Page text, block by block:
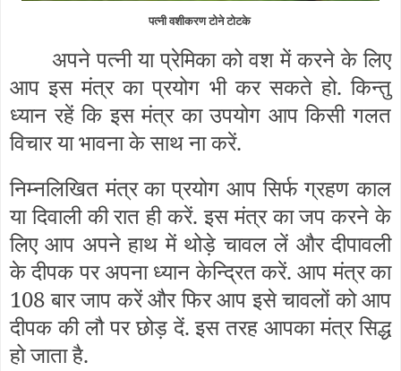
पत्नी वशीकरण टोने टोटके
अपने पत्नी या प्रेमिका को वश में करने के लिए
आप इस मंत्र का प्रयोग भी कर सकते हो. किन्तु
ध्यान रहें कि इस मंत्र का उपयोग आप किसी गलत
विचार या भावना के साथ ना करें.
निम्नलिखित मंत्र का प्रयोग आप सिर्फ ग्रहण काल
या दिवाली की रात ही करें. इस मंत्र का जप करने के
लिए आप अपने हाथ में थोड़े चावल लें और दीपावली
के दीपक पर अपना ध्यान केन्द्रित करें. आप मंत्र का
108 बार जाप करें और फिर आप इसे चावलों को आप
दीपक की लौ पर छोड़ दें. इस तरह आपका मंत्र सिद्ध
हो जाता है.